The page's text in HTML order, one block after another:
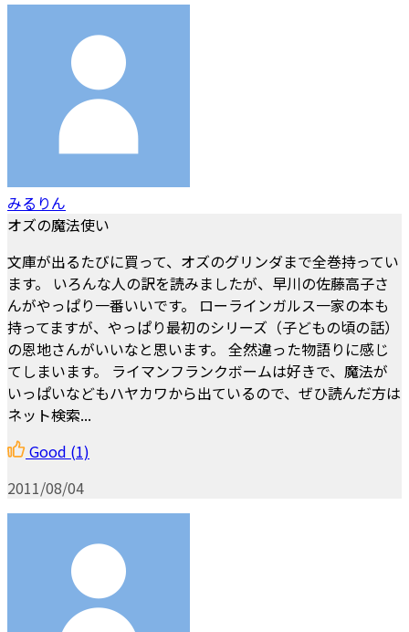
みるりん
オズの魔法使い
文庫が出るたびに買って、オズのグリンダまで全巻持ってい
ます。 いろんな人の訳を読みましたが、早川の佐藤高子さ
んがやっぱり一番いいです。 ローラインガルス一家の本も
持ってますが、やっぱり最初のシリーズ（子どもの頃の話）
の恩地さんがいいなと思います。 全然違った物語りに感じ
てしまいます。 ライマンフランクボームは好きで、魔法が
いっぱいなどもハヤカワから出ているので、ぜひ読んだ方は
ネット検索...
Good (1)
2011/08/04